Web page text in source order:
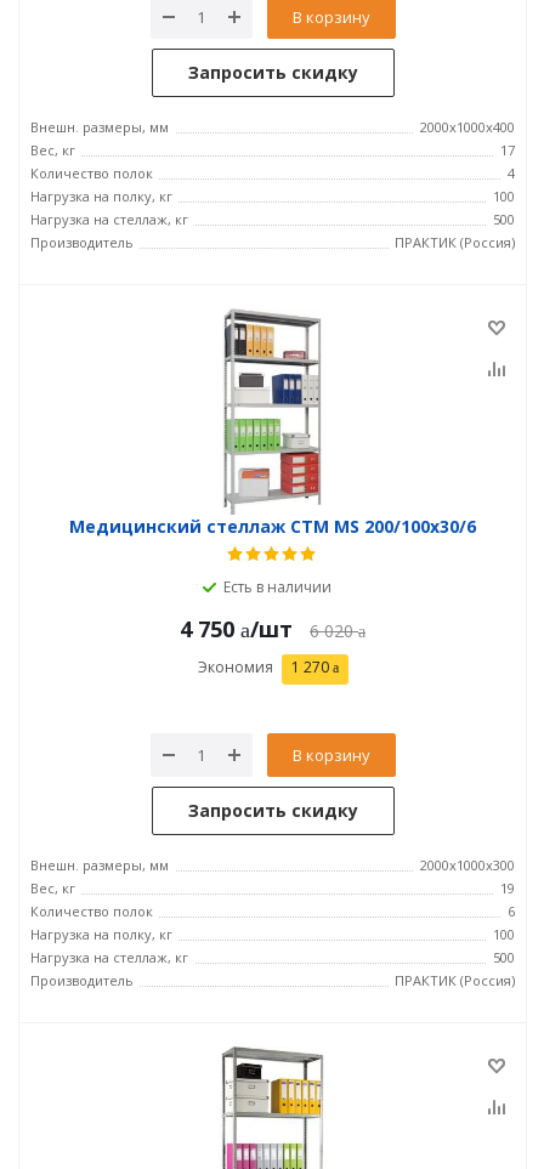
В корзину
Запросить скидку
Внешн. размеры, мм
2000x1000x400
Вес, кг
17
Количество полок
4
Нагрузка на полку, кг
100
Нагрузка на стеллаж, кг
500
Производитель
ПРАКТИК (Россия)
Медицинский стеллаж СТМ MS 200/100х30/6
Есть в наличии
4 750 /шт 6 020
Экономия 1 270
В корзину
Запросить скидку
Внешн. размеры, мм
2000x1000x300
Вес, кг
19
Количество полок
6
Нагрузка на полку, кг
100
Нагрузка на стеллаж, кг
500
Производитель
ПРАКТИК (Россия)